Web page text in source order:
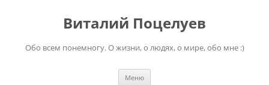
содержимомуВиталий Поцелуев
Обо всем понемногу. О жизни, о людях, о мире, обо мне :)
Меню